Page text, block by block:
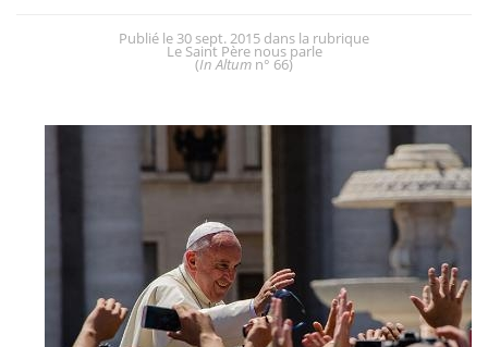
Publié le 30 sept. 2015 dans la rubrique
Le Saint Père nous parle
(In Altum n° 66)